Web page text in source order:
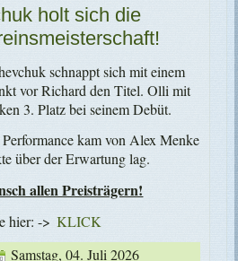
holt sich die
schnappt sich mit einem
vor Richard den Titel. Olli mit
3. Platz bei seinem Debüt.
kam von Alex Menke
über der Erwartung lag.
allen Preisträgern!
hier: -> KLICK
Samstag, 04. Juli 2026